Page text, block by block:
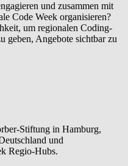
und zusammen mit
Code Week organisieren?
um regionalen Coding-
geben, Angebote sichtbar zu
Stiftung in Hamburg,
und
Regio-Hubs.